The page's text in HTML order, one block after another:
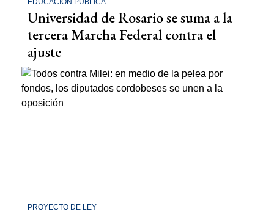
EDUCACIÓN PÚBLICA
Universidad de Rosario se suma a la
tercera Marcha Federal contra el
ajuste
PROYECTO DE LEY